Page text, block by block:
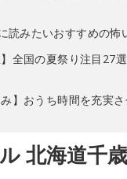
読みたいおすすめの怖
】全国の夏祭り注目27
み】おうち時間を充実
北海道千